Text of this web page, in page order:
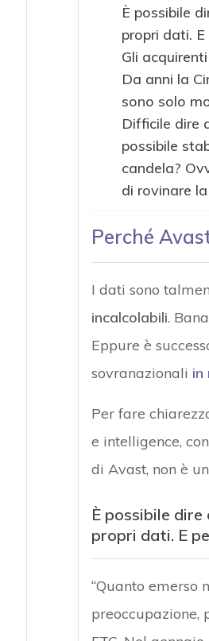
È possibile
propri dati.
Gli
Da anni la
sono solo
Difficile dire
possibile
candela?
di rovinare
Perché
I dati sono
incalcolabili.
Eppure è
sovranazionali in
Per fare
e intelligence,
di Avast, non è
È possibile
propri dati. E
“Quanto emerso
preoccupazione,